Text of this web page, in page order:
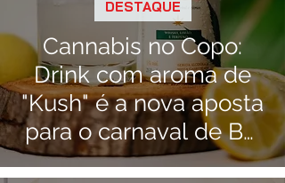
Cannabis no Copo:
Drink com aroma de
"Kush" é a nova aposta
para o carnaval de BH
2026
DESTAQUE